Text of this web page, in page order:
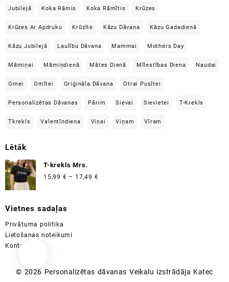
Jubilejā Koka Rāmis Koka Rāmītis Krūzes
Krūzes Ar Apdruku Krūzīte Kāzu Dāvana Kāzu Gadadienā
Kāzu Jubilejā Laulību Dāvana Mammai Mothers Day
Māmiņai Māmiņdienā Mātes Dienā Mīlestības Diena Naudai
Omei Omītei Oriģināla Dāvana Otrai Pusītei
Personalizētas Dāvanas Pārim Sievai Sievietei T-Krekls
Tkrekls Valentīndiena Viņai Viņam Vīram
Lētāk
T-krekls Mrs.
15,99 € – 17,49 €
Vietnes sadaļas
Privātuma politika
Lietošanas noteikumi
Kontakti
© 2026 Personalizētas dāvanas Veikalu izstrādāja Katec